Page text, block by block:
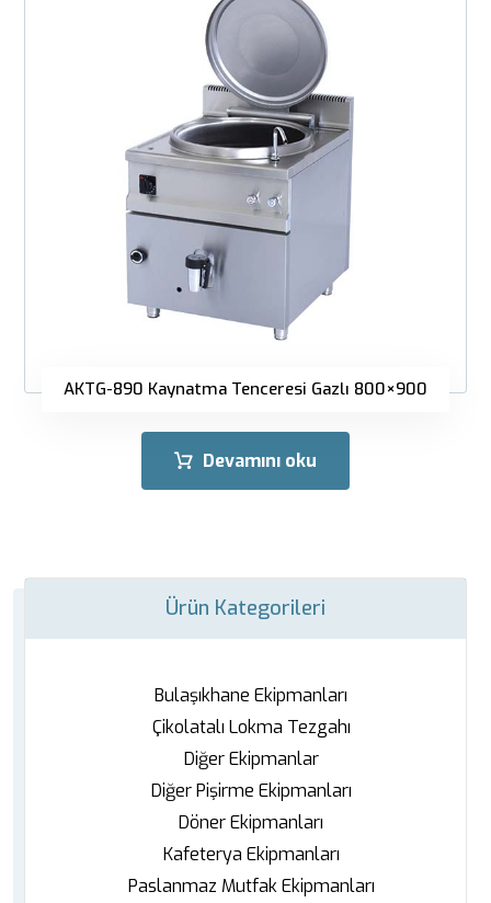
AKTG-890 Kaynatma Tenceresi Gazlı 800×900
Devamını oku
Ürün Kategorileri
Bulaşıkhane Ekipmanları
Çikolatalı Lokma Tezgahı
Diğer Ekipmanlar
Diğer Pişirme Ekipmanları
Döner Ekipmanları
Kafeterya Ekipmanları
Paslanmaz Mutfak Ekipmanları